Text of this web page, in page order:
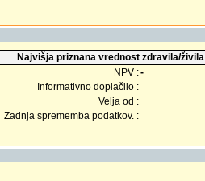
Najvišja priznana vrednost zdravila/živila
NPV :-
Informativno doplačilo :
Velja od :
Zadnja sprememba podatkov. :